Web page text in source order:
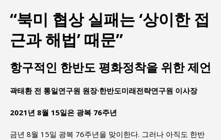
“북미 협상 실패는 ‘상이한 접
근과 해법’ 때문”
항구적인 한반도 평화정착을 위한 제언
곽태환 전 통일연구원 원장·한반도미래전략연구원 이사장
2021년 8월 15일은 광복 76주년
금년 8월 15일 광복 76주년을 맞이한다. 그러나 아직도 한반